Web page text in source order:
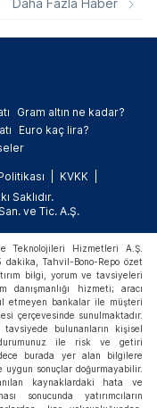
Gram altın ne kadar?
Euro kaç lira?
KVKK
Saklıdır.
ve Tic. A.Ş.
Teknolojileri Hizmetleri A.Ş.
dakika, Tahvil-Bono-Repo özet
bilgi, yorum ve tavsiyeleri
danışmanlığı hizmeti; aracı
etmeyen bankalar ile müşteri
çerçevesinde sunulmaktadır.
bulunanların kişisel
ile risk ve getiri
burada yer alan bilgilere
uygun sonuçlar doğurmayabilir.
kaynaklardaki hata ve
sonucunda yatırımcıların